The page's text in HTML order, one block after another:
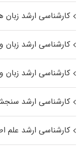
کارشناسی ارشد زبان‌
کارشناسی ارشد زبان
کارشناسی ارشد زبان
کارشناسی ارشد
کارشناسی ارشد علم